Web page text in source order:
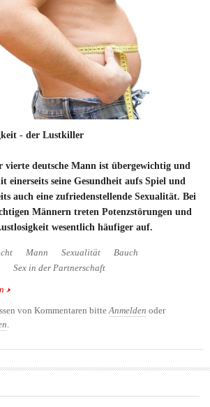
- der Lustkiller
vierte deutsche Mann ist übergewichtig und
einerseits seine Gesundheit aufs Spiel und
auch eine zufriedenstellende Sexualität. Bei
Männern treten Potenzstörungen und
wesentlich häufiger auf.
Mann Sexualität
Bauch
Sex in der Partnerschaft
über Fettleibigkeit - der Lustkiller
von Kommentaren bitteAnmelden oder
.